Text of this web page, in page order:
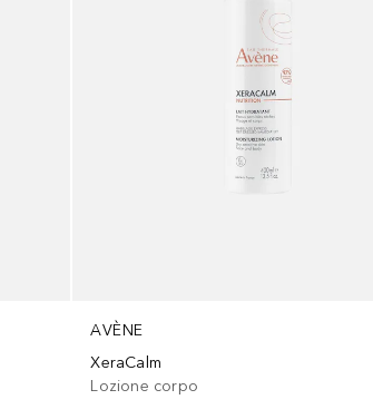
AVÈNE
XeraCalm
Lozione corpo